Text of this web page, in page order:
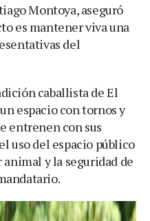
Montoya, aseguró
es mantener viva una
del
caballista de El
espacio con tornos y
entrenen con sus
uso del espacio público
y la seguridad de